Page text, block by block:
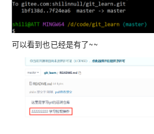
可以看到也已经是有了~~